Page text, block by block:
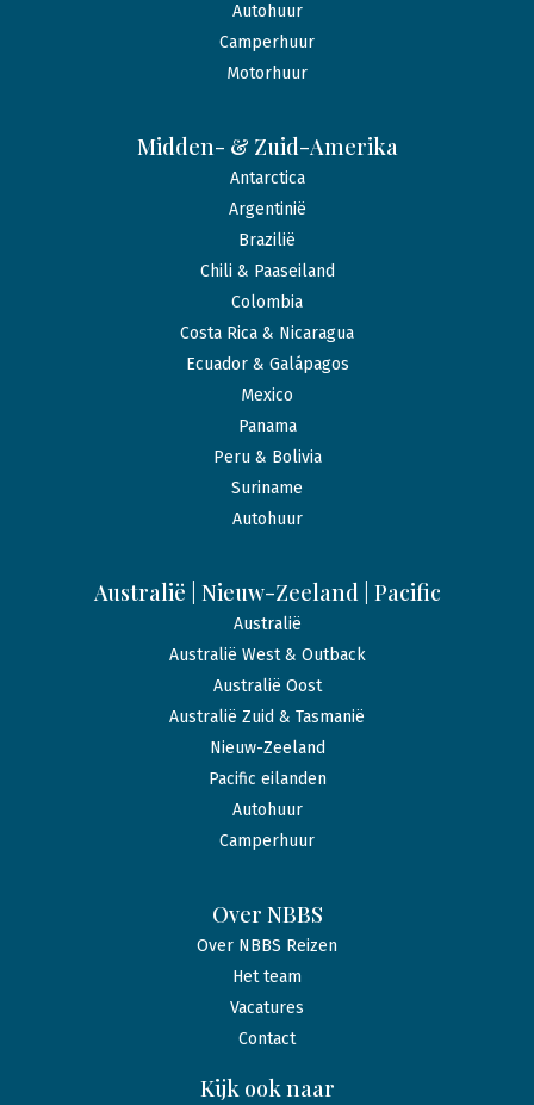
Autohuur
Camperhuur
Motorhuur
Midden- & Zuid-Amerika
Antarctica
Argentinië
Brazilië
Chili & Paaseiland
Colombia
Costa Rica & Nicaragua
Ecuador & Galápagos
Mexico
Panama
Peru & Bolivia
Suriname
Autohuur
Australië | Nieuw-Zeeland | Pacific
Australië
Australië West & Outback
Australië Oost
Australië Zuid & Tasmanië
Nieuw-Zeeland
Pacific eilanden
Autohuur
Camperhuur
Over NBBS
Over NBBS Reizen
Het team
Vacatures
Contact
Kijk ook naar